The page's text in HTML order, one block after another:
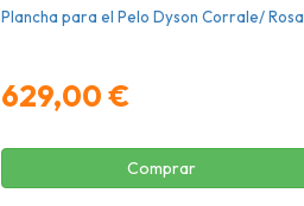
Plancha para el Pelo Dyson Corrale/ Rosa
629,00 €
Comprar